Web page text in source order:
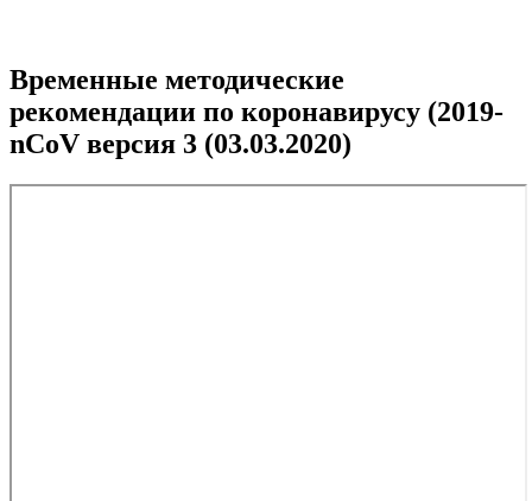
Временные методические
рекомендации по коронавирусу (2019-
nCoV версия 3 (03.03.2020)